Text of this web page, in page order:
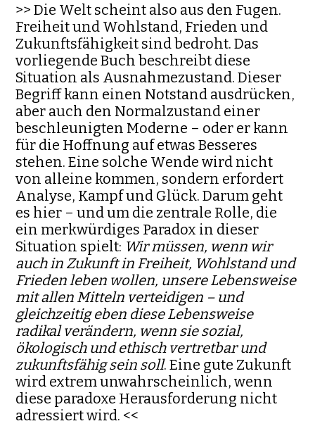
>> Die Welt scheint also aus den Fugen.
Freiheit und Wohlstand, Frieden und
Zukunftsfähigkeit sind bedroht. Das
vorliegende Buch beschreibt diese
Situation als Ausnahmezustand. Dieser
Begriff kann einen Not­stand ausdrücken,
aber auch den Normalzustand einer
beschleunigten Moderne – oder er kann
für die Hoffnung auf etwas Besseres
stehen. Eine solche Wende wird nicht
von alleine kommen, sondern erfordert
Analyse, Kampf und Glück. Darum geht
es hier – und um die zentrale Rolle, die
ein merk­würdiges Paradox in dieser
Situation spielt: Wir müssen, wenn wir
auch in Zukunft in Freiheit, Wohlstand und
Frieden leben wollen, unsere Lebensweise
mit allen Mitteln verteidigen – und
gleichzeitig eben diese Lebensweise
radikal verändern, wenn sie sozial,
ökologisch und ethisch ver­tretbar und
zukunftsfähig sein soll. Eine gute Zukunft
wird extrem un­wahr­scheinlich, wenn
diese paradoxe Herausforderung nicht
adressiert wird. <<